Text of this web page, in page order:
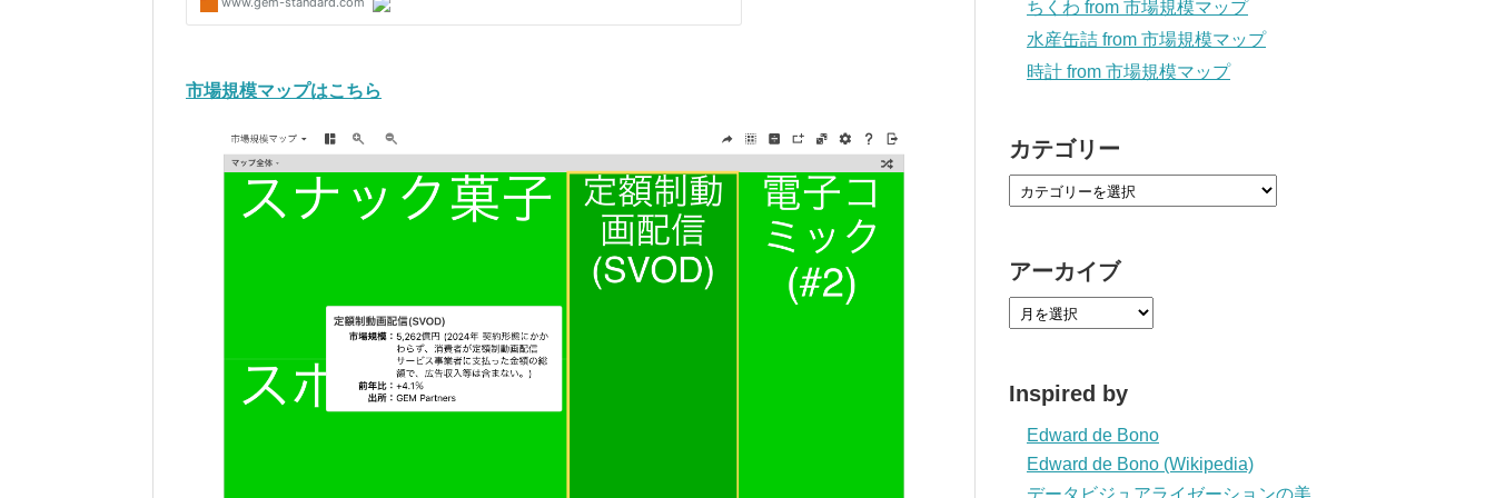
市場規模マップはこちら
ちくわ from 市場規模マップ
水産缶詰 from 市場規模マップ
時計 from 市場規模マップ
カテゴリー
アーカイブ
Inspired by
Edward de Bono
Edward de Bono (Wikipedia)